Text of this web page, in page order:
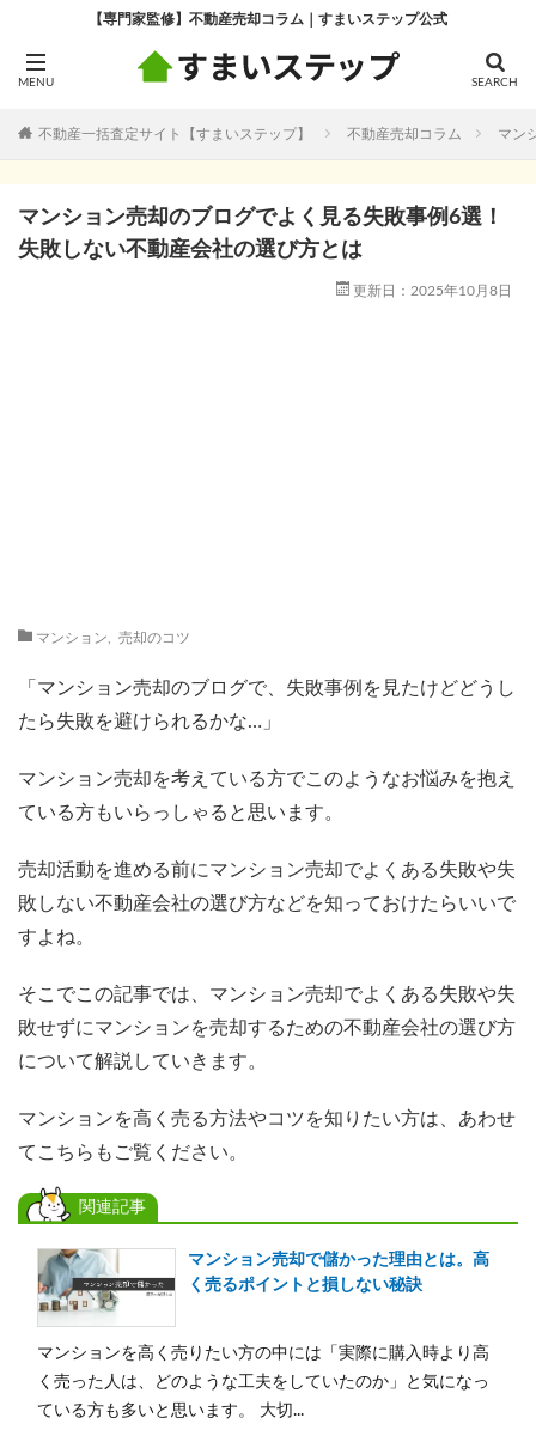
【専門家監修】不動産売却コラム｜すまいステップ公式
不動産一括査定サイト【すまいステップ】 不動産売却コラム マン
マンション売却のブログでよく見る失敗事例6選！
失敗しない不動産会社の選び方とは
更新日：2025年10月8日
マンション 売却のコツ
「マンション売却のブログで、失敗事例を見たけどどうし
たら失敗を避けられるかな…」
マンション売却を考えている方でこのようなお悩みを抱え
ている方もいらっしゃると思います。
売却活動を進める前にマンション売却でよくある失敗や失
敗しない不動産会社の選び方などを知っておけたらいいで
すよね。
そこでこの記事では、マンション売却でよくある失敗や失
敗せずにマンションを売却するための不動産会社の選び方
について解説していきます。
マンションを高く売る方法やコツを知りたい方は、あわせ
てこちらもご覧ください。
関連記事
マンション売却で儲かった理由とは。高
く売るポイントと損しない秘訣
マンションを高く売りたい方の中には「実際に購入時より高
く売った人は、どのような工夫をしていたのか」と気になっ
ている方も多いと思います。 大切...